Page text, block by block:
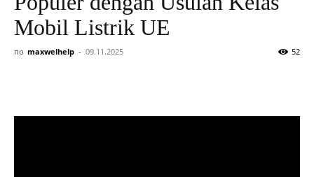
Mobil Listrik UE
по maxwelhelp - 09.11.2025 52